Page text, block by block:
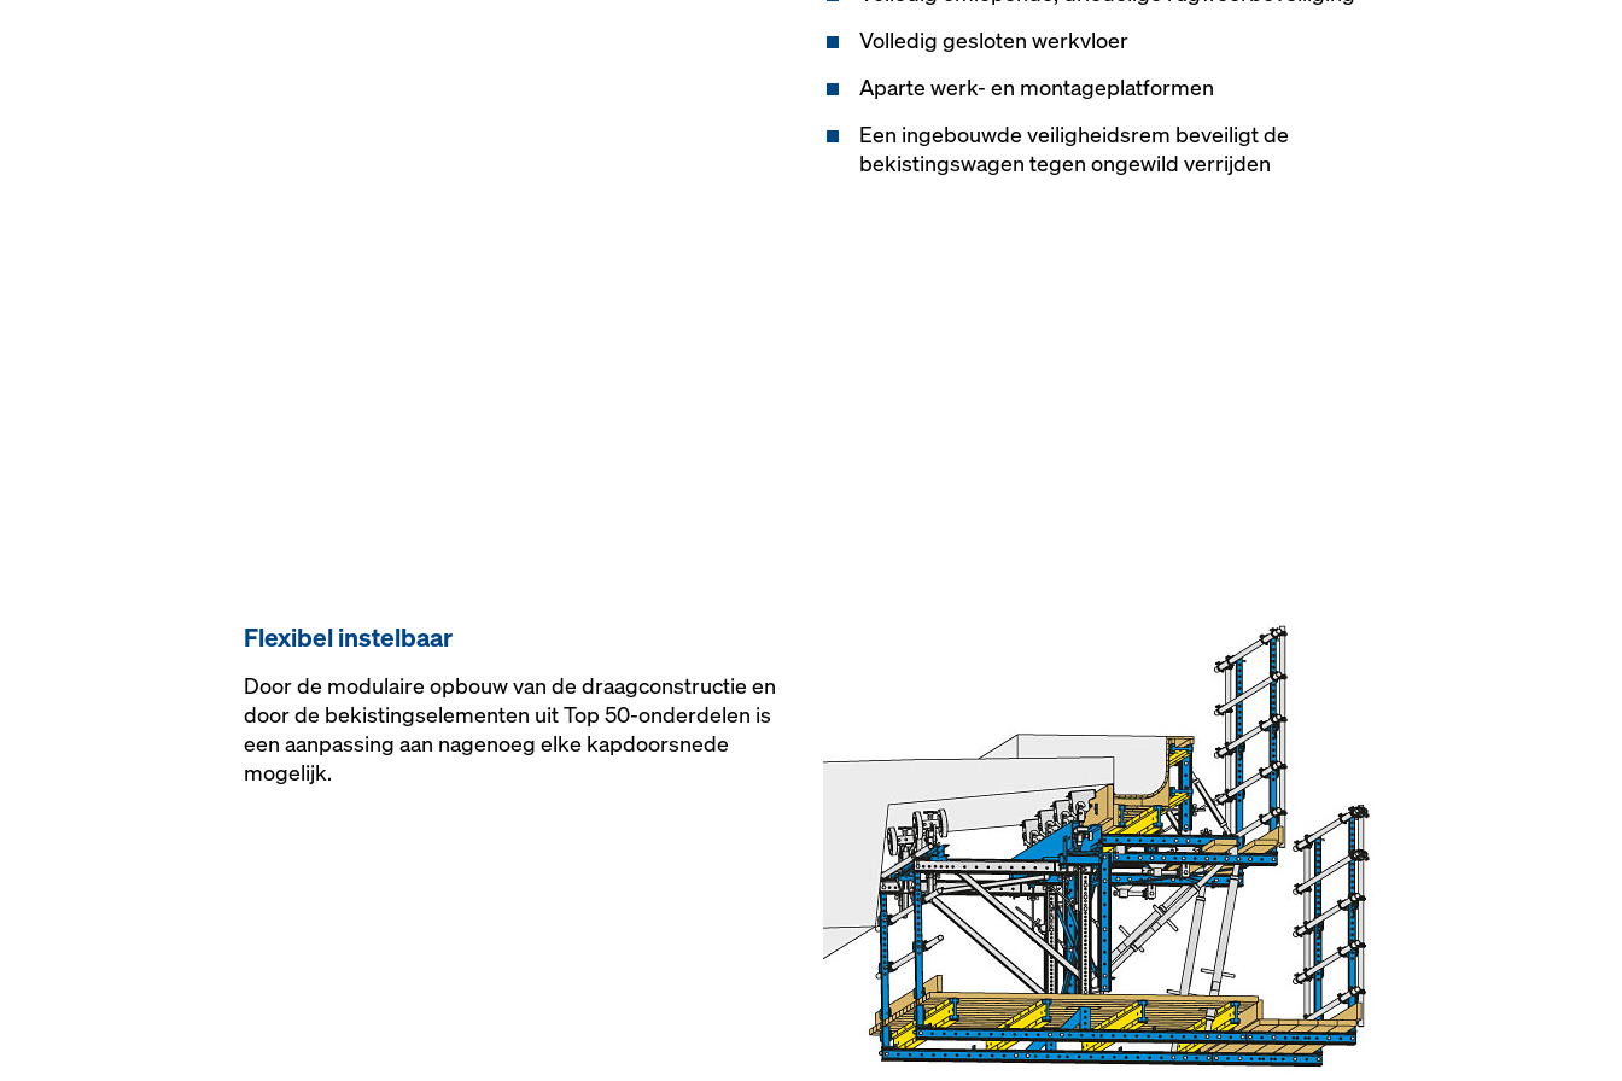
Volledig gesloten werkvloer
Aparte werk- en montageplatformen
Een ingebouwde veiligheidsrem beveiligt de
bekistingswagen tegen ongewild verrijden
Flexibel instelbaar
Door de modulaire opbouw van de draagconstructie en
door de bekistingselementen uit Top 50-onderdelen is
een aanpassing aan nagenoeg elke kapdoorsnede
mogelijk.